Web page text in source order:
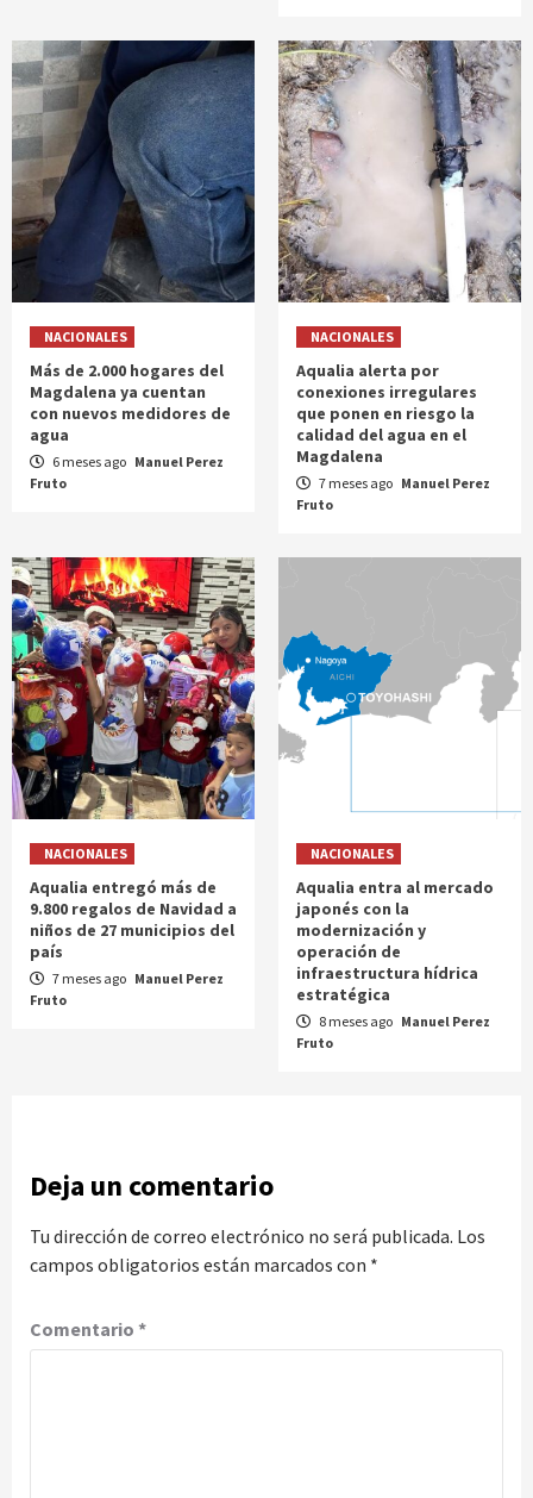
NACIONALES
Más de 2.000 hogares del
Magdalena ya cuentan
con nuevos medidores de
agua
6 meses ago Manuel Perez
Fruto
NACIONALES
Aqualia alerta por
conexiones irregulares
que ponen en riesgo la
calidad del agua en el
Magdalena
7 meses ago Manuel Perez
Fruto
NACIONALES
Aqualia entregó más de
9.800 regalos de Navidad a
niños de 27 municipios del
país
7 meses ago Manuel Perez
Fruto
NACIONALES
Aqualia entra al mercado
japonés con la
modernización y
operación de
infraestructura hídrica
estratégica
8 meses ago Manuel Perez
Fruto
Deja un comentario
Tu dirección de correo electrónico no será publicada. Los
campos obligatorios están marcados con *
Comentario *